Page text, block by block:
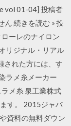
vol 01-04] 投稿者
ん 続きを読む » 投
ーレのナイロン
リジナル・リアル
された方には、す
ラメ糸メーカー
メ糸 泉工業株式
す。 2015ジャパ
資料の無料ダウン